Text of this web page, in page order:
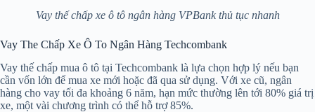
Vay thế chấp xe ô tô ngân hàng VPBank thủ tục nhanh
Vay The Chấp Xe Ô To Ngân Hàng Techcombank
Vay thế chấp mua ô tô tại Techcombank là lựa chọn hợp lý nếu bạn
cần vốn lớn để mua xe mới hoặc đã qua sử dụng. Với xe cũ, ngân
hàng cho vay tối đa khoảng 6 năm, hạn mức thường lên tới 80% giá trị
xe, một vài chương trình có thể hỗ trợ 85%.